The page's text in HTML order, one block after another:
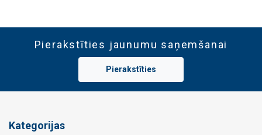
Pierakstīties jaunumu saņemšanai
Pierakstīties
Kategorijas